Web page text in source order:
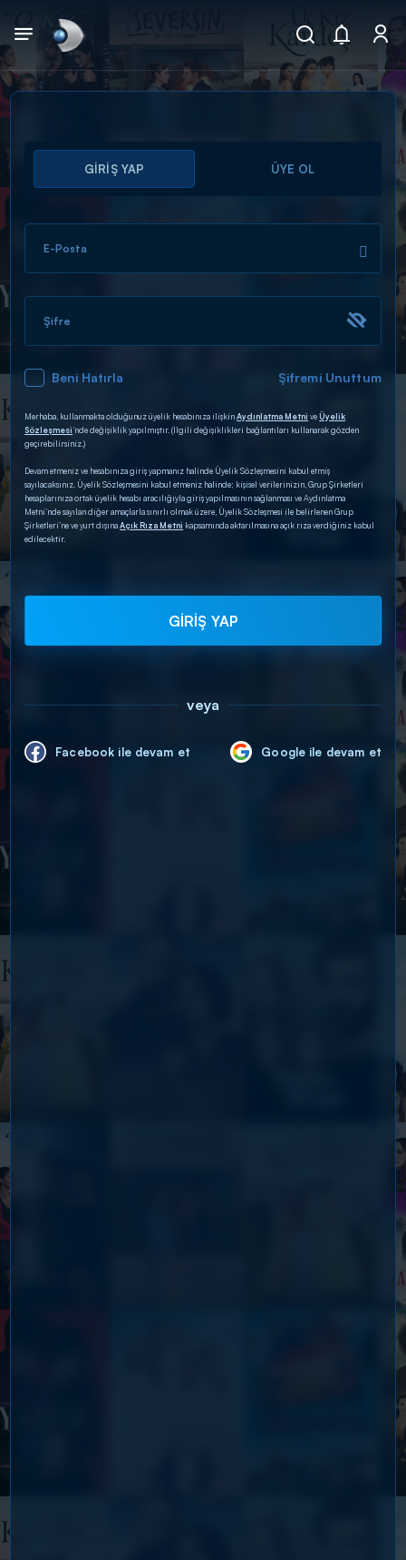
Arama
ARAMA SONUÇLARI
DİĞER SONUÇLAR
GİRİŞ YAP ÜYE OL
E-Posta
Şifre
Beni Hatırla Şifremi Unuttum
Merhaba, kullanmakta olduğunuz üyelik hesabınıza ilişkinAydınlatma Metni veÜyelik
Sözleşmesi’nde değişiklik yapılmıştır. (İlgili değişiklikleri bağlantıları kullanarak gözden
geçirebilirsiniz.)
Devam etmeniz ve hesabınıza giriş yapmanız halinde Üyelik Sözleşmesini kabul etmiş
sayılacaksınız. Üyelik Sözleşmesini kabul etmeniz halinde; kişisel verilerinizin, Grup Şirketleri
hesaplarınıza ortak üyelik hesabı aracılığıyla giriş yapılmasının sağlanması ve Aydınlatma
Metni’nde sayılan diğer amaçlarla sınırlı olmak üzere, Üyelik Sözleşmesi ile belirlenen Grup
Şirketleri’ne ve yurt dışınaAçık Rıza Metni kapsamında aktarılmasına açık rıza verdiğiniz kabul
edilecektir.
GİRİŞ YAP
veya
Facebook ile devam et Google ile devam et